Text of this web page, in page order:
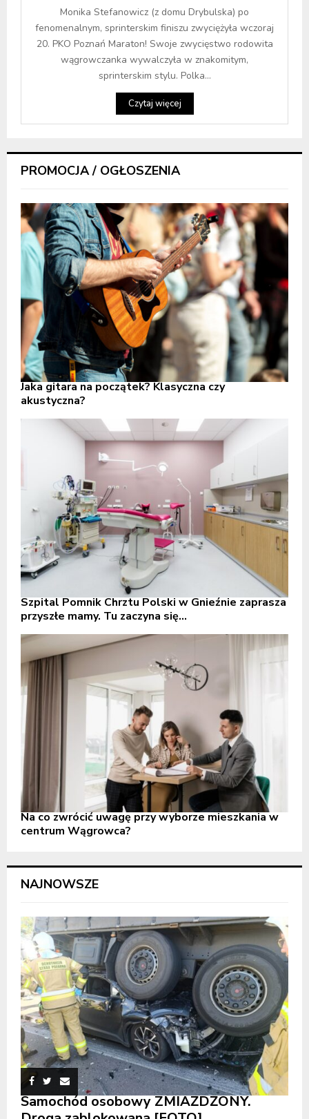
Monika Stefanowicz (z domu Drybulska) po
fenomenalnym, sprinterskim finiszu zwyciężyła wczoraj
20. PKO Poznań Maraton! Swoje zwycięstwo rodowita
wągrowczanka wywalczyła w znakomitym,
sprinterskim stylu. Polka...
Czytaj więcej
PROMOCJA / OGŁOSZENIA
Jaka gitara na początek? Klasyczna czy
akustyczna?
Szpital Pomnik Chrztu Polski w Gnieźnie zaprasza
przyszłe mamy. Tu zaczyna się...
Na co zwrócić uwagę przy wyborze mieszkania w
centrum Wągrowca?
NAJNOWSZE
Samochód osobowy ZMIAŻDŻONY.